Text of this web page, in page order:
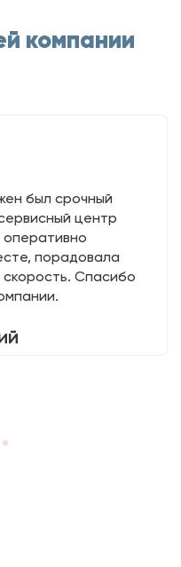
компании
был срочный
центр
оперативно
порадовала
Спасибо